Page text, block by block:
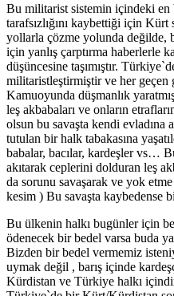
Bu militarist sistemin içindeki en
tarafsızlığını kaybettiği için
yollarla çözme yolunda değilde,
için yanlış çarptırma haberlerle
düşüncesine taşımıştır.
militaristleştirmiştir ve her geçen
Kamuoyunda düşmanlık
leş akbabaları ve onların
olsun bu savaşta kendi evladına
tutulan bir halk tabakasına
babalar, bacılar, kardeşler vs…
akıtarak ceplerini dolduran leş
da sorunu savaşarak ve yok
kesim ) Bu savaşta kaybedense
Bu ülkenin halkı bugünler için
ödenecek bir bedel varsa buda
Bizden bir bedel vermemiz
uymak değil , barış içinde
Kürdistan ve Türkiye halkı